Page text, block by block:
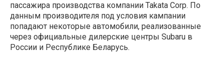
пассажира производства компании Takata Corp. По
данным производителя под условия кампании
попадают некоторые автомобили, реализованные
через официальные дилерские центры Subaru в
России и Республике Беларусь.